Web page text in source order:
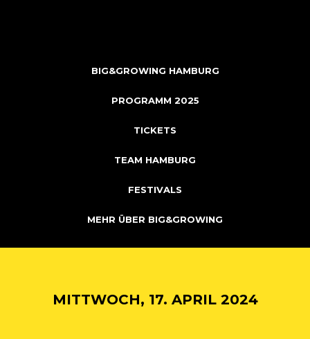
BIG&GROWING HAMBURG
PROGRAMM 2025
TICKETS
TEAM HAMBURG
FESTIVALS
MEHR ÜBER BIG&GROWING
MITTWOCH, 17. APRIL 2024